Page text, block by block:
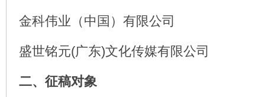
金科伟业（中国）有限公司
盛世铭元(广东)文化传媒有限公司
二、征稿对象